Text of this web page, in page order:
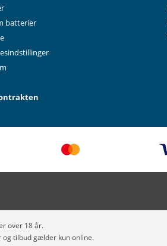
batterier
over 18 år.
tilbud gælder kun online.